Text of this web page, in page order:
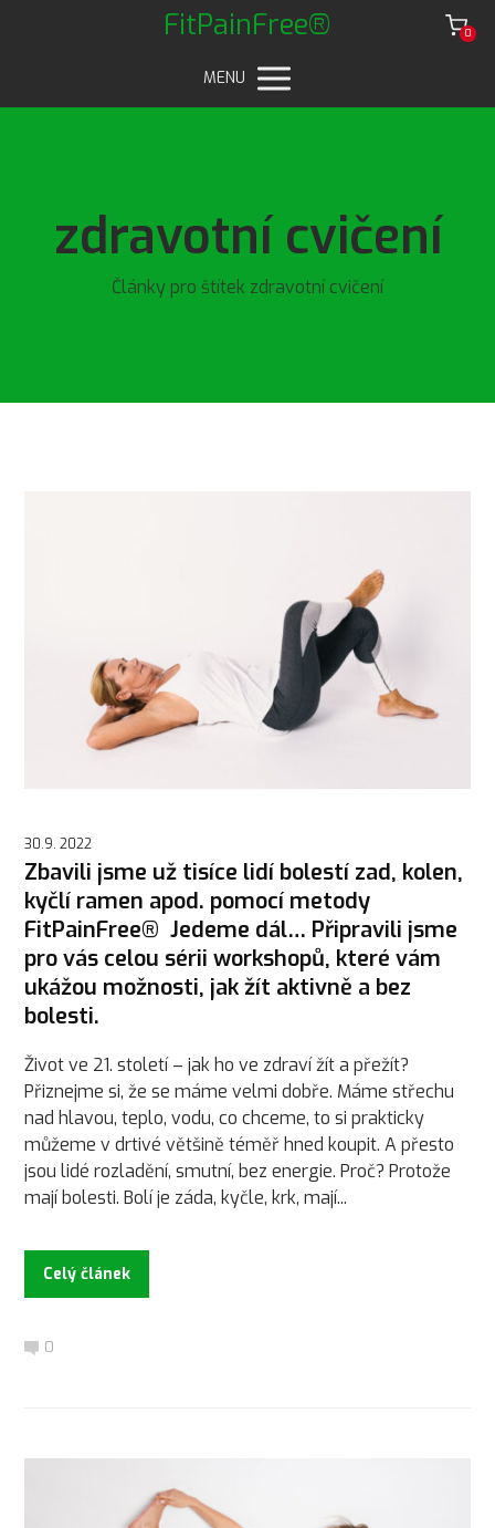
FitPainFree® 0
MENU
zdravotní cvičení
Články pro štítek zdravotní cvičení
30.9. 2022
Zbavili jsme už tisíce lidí bolestí zad, kolen,
kyčlí ramen apod. pomocí metody
FitPainFree® Jedeme dál… Připravili jsme
pro vás celou sérii workshopů, které vám
ukážou možnosti, jak žít aktivně a bez
bolesti.
Život ve 21. století – jak ho ve zdraví žít a přežít?
Přiznejme si, že se máme velmi dobře. Máme střechu
nad hlavou, teplo, vodu, co chceme, to si prakticky
můžeme v drtivé většině téměř hned koupit. A přesto
jsou lidé rozladění, smutní, bez energie. Proč? Protože
mají bolesti. Bolí je záda, kyčle, krk, mají...
Celý článek
0